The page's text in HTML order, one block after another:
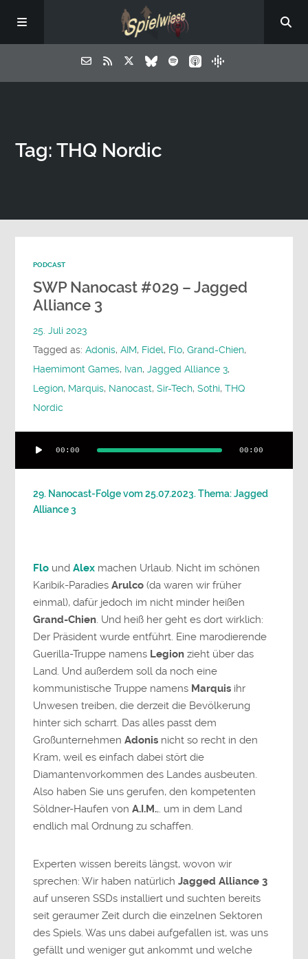
Tag: THQ Nordic
PODCAST
SWP Nanocast #029 – Jagged
Alliance 3
25. Juli 2023
Tagged as:Adonis,AIM, Fidel, Flo,Grand-Chien,
Haemimont Games, Ivan,Jagged Alliance 3,
Legion, Marquis, Nanocast,Sir-Tech,Sothi,THQ
Nordic
Player
00:00 00:00
29. Nanocast-Folge vom 25.07.2023. Thema: Jagged
Alliance 3
Flo undAlex machen Urlaub. Nicht im schönen
Karibik-ParadiesArulco(da waren wir früher
einmal), dafür jedoch im nicht minder heißen
Grand-Chien. Und heiß her geht es dort wirklich:
Der Präsident wurde entführt. Eine marodierende
Guerilla-Truppe namens Legion zieht über das
Land. Und außerdem soll da noch eine
kommunistische Truppe namens Marquis ihr
Unwesen treiben, die derzeit die Bevölkerung
hinter sich scharrt. Das alles passt dem
GroßunternehmenAdonis nicht so recht in den
Kram, weil es einfach dabei stört die
Diamantenvorkommen des Landes ausbeuten.
Also haben Sie uns gerufen, den kompetenten
Söldner-Haufen vonA.I.M.,. um in dem Land
endlich mal Ordnung zu schaffen.
Experten wissen bereits längst, wovon wir
sprechen: Wir haben natürlichJagged Alliance 3
auf unseren SSDs installiert und suchten bereits
seit geraumer Zeit durch die einzelnen Sektoren
des Spiels. Was uns dabei aufgefallen ist, was uns
gefällt und weniger gut ankommt und welche